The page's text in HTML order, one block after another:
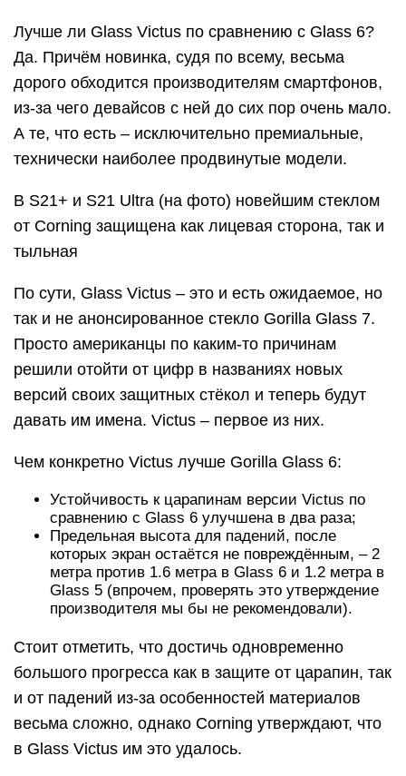
Лучше ли Glass Victus по сравнению с Glass 6?
Да. Причём новинка, судя по всему, весьма
дорого обходится производителям смартфонов,
из-за чего девайсов с ней до сих пор очень мало.
А те, что есть – исключительно премиальные,
технически наиболее продвинутые модели.
В S21+ и S21 Ultra (на фото) новейшим стеклом
от Corning защищена как лицевая сторона, так и
тыльная
По сути, Glass Victus – это и есть ожидаемое, но
так и не анонсированное стекло Gorilla Glass 7.
Просто американцы по каким-то причинам
решили отойти от цифр в названиях новых
версий своих защитных стёкол и теперь будут
давать им имена. Victus – первое из них.
Чем конкретно Victus лучше Gorilla Glass 6:
Устойчивость к царапинам версии Victus по
сравнению с Glass 6 улучшена в два раза;
Предельная высота для падений, после
которых экран остаётся не повреждённым, – 2
метра против 1.6 метра в Glass 6 и 1.2 метра в
Glass 5 (впрочем, проверять это утверждение
производителя мы бы не рекомендовали).
Стоит отметить, что достичь одновременно
большого прогресса как в защите от царапин, так
и от падений из-за особенностей материалов
весьма сложно, однако Corning утверждают, что
в Glass Victus им это удалось.